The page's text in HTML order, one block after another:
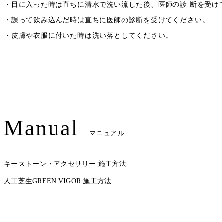
・目に入った時は直ちに清水で洗い流した後、医師の診 断を受け
・誤って飲み込んだ時は直ちに医師の診断を受けてください。
・皮膚や衣服に付いた時は洗い落としてください。
Manual マニュアル
キーストーン・アクセサリー 施工方法
人工芝生GREEN VIGOR 施工方法